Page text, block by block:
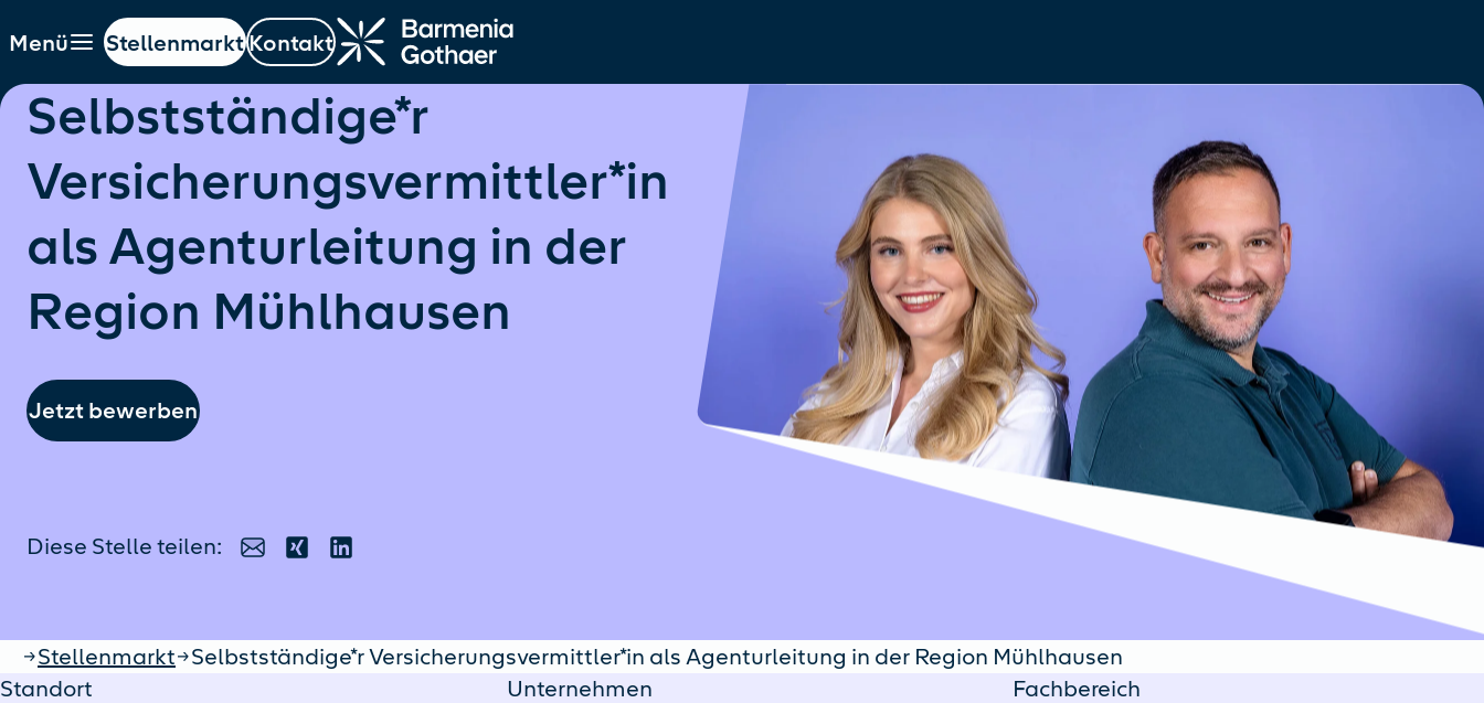
springen
springen
Menü
Hauptnavigation öffnen
StellenmarktKontakt
Selbstständige*r
Versicherungsvermittler*in
als Agenturleitung in der
Region Mühlhausen
Jetzt bewerben
Diese Stelle teilen:
E-MailXingLinkedIn
Startseite
Stellenmarkt Selbstständige*r Versicherungsvermittler*in als Agenturleitung in der Region Mühlhausen
Standort
Unternehmen
Fachbereich